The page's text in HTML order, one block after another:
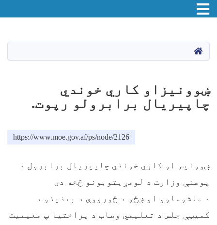
Toggle navigation
HOME
ښوونیزاو کاري خوندي
چاپیریال برابرولو رپوت.
https://www.moe.gov.af/ps/node/2126
ښوونیس او کاري خونذي چاپیریال برابرول د
پوهنې وزارت د لومړیتوبونو څخه دی
د ماشوماوو او ښځو د ځورووې د بىذیذو د
کمیټې جلس د تعلیمي وصاب د پراختیا پ معیىیت